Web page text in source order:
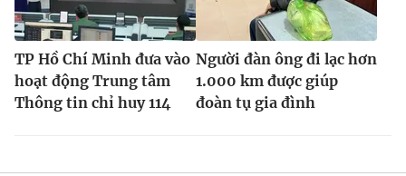
TP Hồ Chí Minh đưa vào
hoạt động Trung tâm
Thông tin chỉ huy 114
Người đàn ông đi lạc hơn
1.000 km được giúp
đoàn tụ gia đình